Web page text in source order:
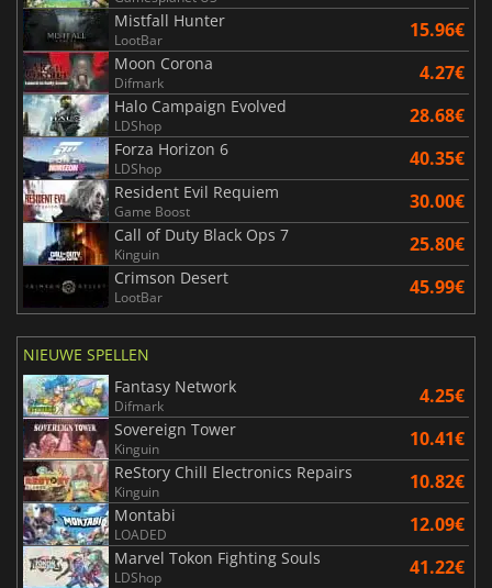
Mistfall Hunter
LootBar 15.96€
Moon Corona
Difmark 4.27€
Halo Campaign Evolved
LDShop 28.68€
Forza Horizon 6
LDShop 40.35€
Resident Evil Requiem
Game Boost 30.00€
Call of Duty Black Ops 7
Kinguin 25.80€
Crimson Desert
LootBar 45.99€
NIEUWE SPELLEN
Fantasy Network
Difmark 4.25€
Sovereign Tower
Kinguin 10.41€
ReStory Chill Electronics Repairs
Kinguin 10.82€
Montabi
LOADED 12.09€
Marvel Tokon Fighting Souls
LDShop 41.22€